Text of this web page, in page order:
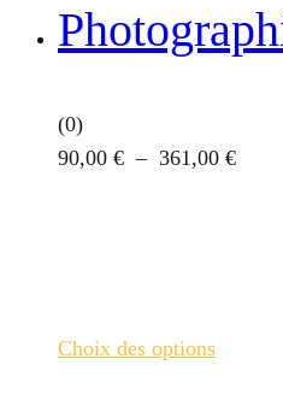
être
la
(0)
90,00 € – 361,00 €Plage
Choix des options